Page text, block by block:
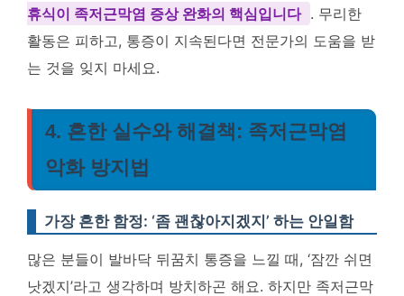
휴식이 족저근막염 증상 완화의 핵심입니다 . 무리한
활동은 피하고, 통증이 지속된다면 전문가의 도움을 받
는 것을 잊지 마세요.
4. 흔한 실수와 해결책: 족저근막염
악화 방지법
가장 흔한 함정: ‘좀 괜찮아지겠지’ 하는 안일함
많은 분들이 발바닥 뒤꿈치 통증을 느낄 때, ‘잠깐 쉬면
낫겠지’라고 생각하며 방치하곤 해요. 하지만 족저근막